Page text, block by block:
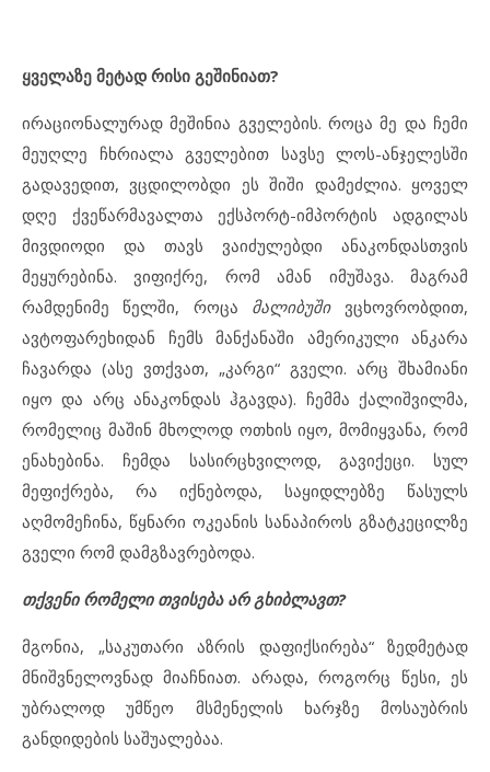
ყველაზე მეტად რისი გეშინიათ?
ირაციონალურად მეშინია გველების. როცა მე და ჩემი
მეუღლე ჩხრიალა გველებით სავსე ლოს-ანჯელესში
გადავედით, ვცდილობდი ეს შიში დამეძლია. ყოველ
დღე ქვეწარმავალთა ექსპორტ-იმპორტის ადგილას
მივდიოდი და თავს ვაიძულებდი ანაკონდასთვის
მეყურებინა. ვიფიქრე, რომ ამან იმუშავა. მაგრამ
რამდენიმე წელში, როცა მალიბუშივცხოვრობდით,
ავტოფარეხიდან ჩემს მანქანაში ამერიკული ანკარა
ჩავარდა (ასე ვთქვათ, „კარგი“ გველი. არც შხამიანი
იყო და არც ანაკონდას ჰგავდა). ჩემმა ქალიშვილმა,
რომელიც მაშინ მხოლოდ ოთხის იყო, მომიყვანა, რომ
ენახებინა. ჩემდა სასირცხვილოდ, გავიქეცი. სულ
მეფიქრება, რა იქნებოდა, საყიდლებზე წასულს
აღმომეჩინა, წყნარი ოკეანის სანაპიროს გზატკეცილზე
გველი რომ დამგზავრებოდა.
თქვენი რომელი თვისება არ გხიბლავთ?
მგონია, „საკუთარი აზრის დაფიქსირება“ ზედმეტად
მნიშვნელოვნად მიაჩნიათ. არადა, როგორც წესი, ეს
უბრალოდ უმწეო მსმენელის ხარჯზე მოსაუბრის
განდიდების საშუალებაა.